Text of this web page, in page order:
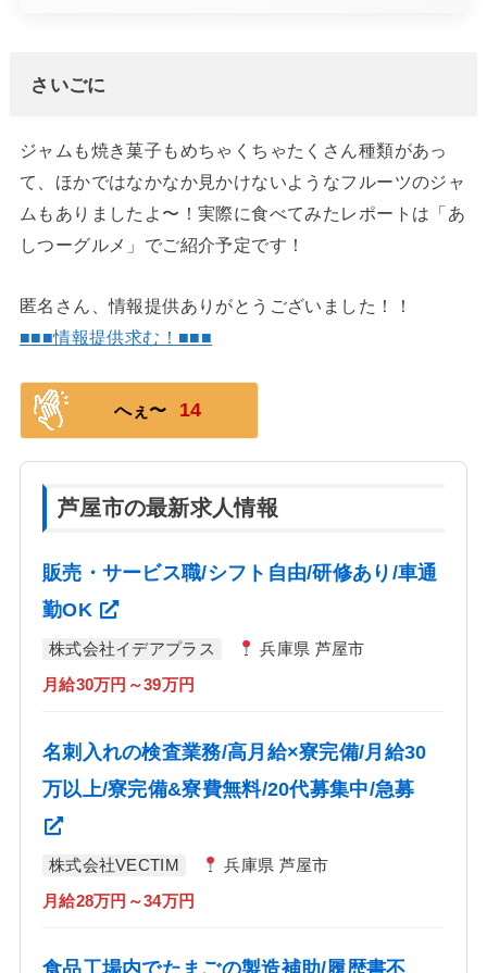
さいごに
ジャムも焼き菓子もめちゃくちゃたくさん種類があっ
て、ほかではなかなか見かけないようなフルーツのジャ
ムもありましたよ〜！実際に食べてみたレポートは「あ
しつーグルメ」でご紹介予定です！
匿名さん、情報提供ありがとうございました！！
■■■情報提供求む！■■■
へぇ〜 14
芦屋市の最新求人情報
販売・サービス職/シフト自由/研修あり/車通
勤OK
株式会社イデアプラス 兵庫県 芦屋市
月給30万円～39万円
名刺入れの検査業務/高月給×寮完備/月給30
万以上/寮完備&寮費無料/20代募集中/急募
株式会社VECTIM 兵庫県 芦屋市
月給28万円～34万円
食品工場内でたまごの製造補助/履歴書不